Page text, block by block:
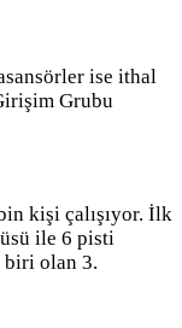
ise ithal
Grubu
kişi çalışıyor. İlk
ile 6 pisti
biri olan 3.